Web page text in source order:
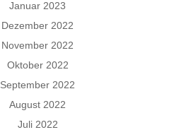
Januar 2023
Dezember 2022
November 2022
Oktober 2022
September 2022
August 2022
Juli 2022